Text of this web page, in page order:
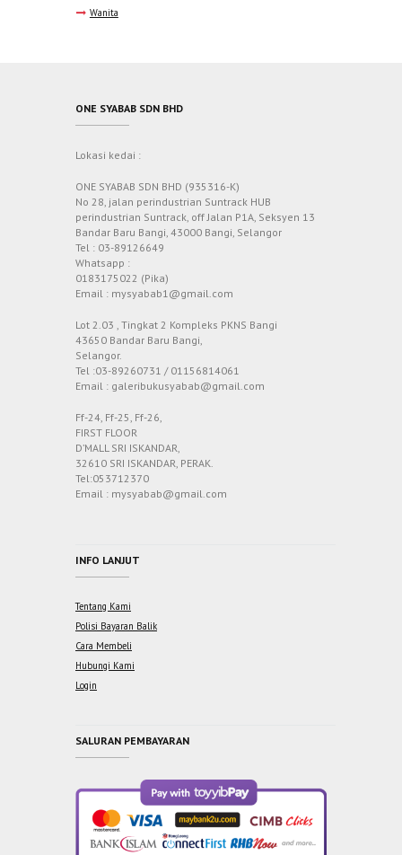
Wanita
ONE SYABAB SDN BHD
Lokasi kedai :
ONE SYABAB SDN BHD (935316-K)
No 28, jalan perindustrian Suntrack HUB
perindustrian Suntrack, off Jalan P1A, Seksyen 13
Bandar Baru Bangi, 43000 Bangi, Selangor
Tel : 03-89126649
Whatsapp :
0183175022 (Pika)
Email : mysyabab1@gmail.com
Lot 2.03 , Tingkat 2 Kompleks PKNS Bangi
43650 Bandar Baru Bangi,
Selangor.
Tel :03-89260731 / 01156814061
Email : galeribukusyabab@gmail.com
Ff-24, Ff-25, Ff-26,
FIRST FLOOR
D’MALL SRI ISKANDAR,
32610 SRI ISKANDAR, PERAK.
Tel:053712370
Email : mysyabab@gmail.com
INFO LANJUT
Tentang Kami
Polisi Bayaran Balik
Cara Membeli
Hubungi Kami
Login
SALURAN PEMBAYARAN